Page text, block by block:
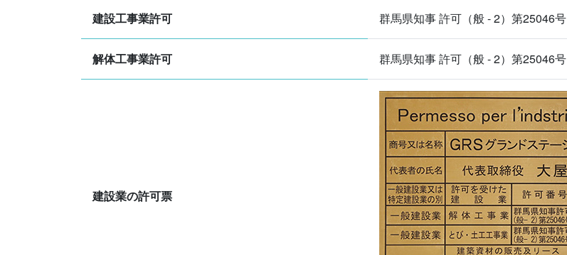
建設工事業許可 群馬県知事 許可（般 - 2）第25046号
解体工事業許可 群馬県知事 許可（般 - 2）第25046号
建設業の許可票